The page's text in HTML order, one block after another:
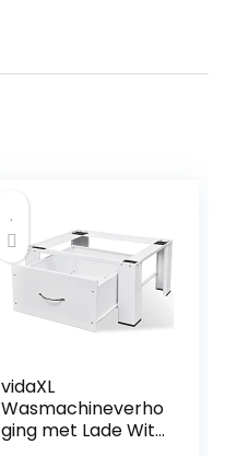
vidaXL
Wasmachineverho
ging met Lade Wit